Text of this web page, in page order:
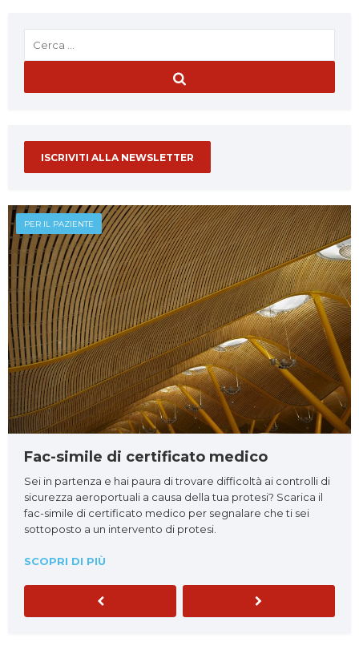
ISCRIVITI ALLA NEWSLETTER
PER IL PAZIENTE
Fac-simile di certificato medico
Sei in partenza e hai paura di trovare difficoltà ai controlli di
sicurezza aeroportuali a causa della tua protesi? Scarica il
fac-simile di certificato medico per segnalare che ti sei
sottoposto a un intervento di protesi.
SCOPRI DI PIÙ
Previous Next